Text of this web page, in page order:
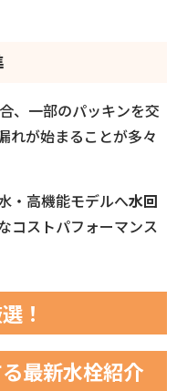
、一部のパッキンを交
れが始まることが多々
・高機能モデルへ水回
コストパフォーマンス
！
最新水栓紹介